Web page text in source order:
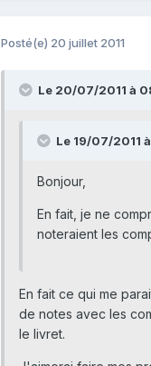
Posté(e) 20 juillet 2011
Le 20/07/2011 à
Le 19/07/2011
Bonjour,
En fait, je ne
noteraient les
En fait ce qui me
de notes avec les
le livret.